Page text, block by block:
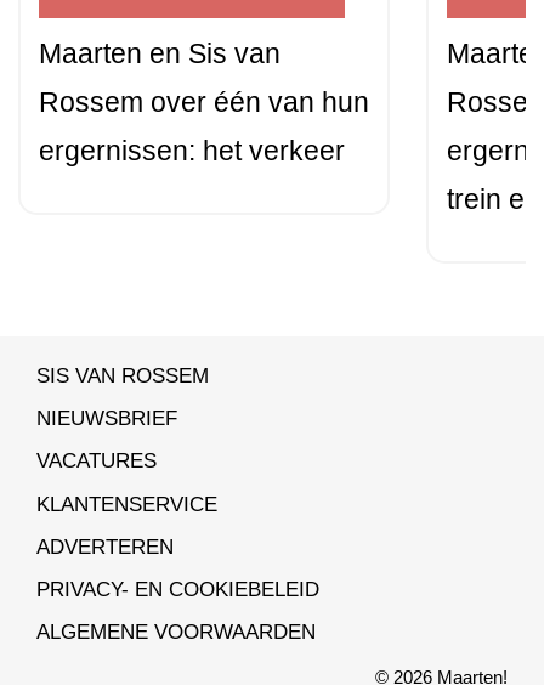
Maarten en Sis van
Rossem over één van hun
ergernissen: het verkeer
trein
SIS VAN ROSSEM
NIEUWSBRIEF
VACATURES
KLANTENSERVICE
ADVERTEREN
PRIVACY- EN COOKIEBELEID
ALGEMENE VOORWAARDEN
© 2026 Maarten!